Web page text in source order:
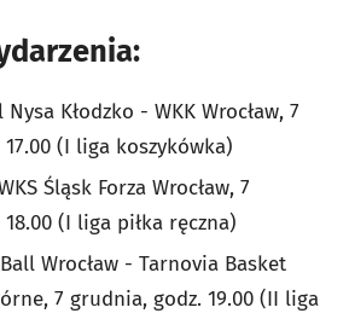
Kłodzko - WKK Wrocław, 7
(I liga koszykówka)
Śląsk Forza Wrocław, 7
(I liga piłka ręczna)
Wrocław - Tarnovia Basket
7 grudnia, godz. 19.00 (II liga